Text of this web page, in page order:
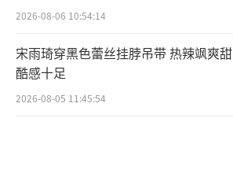
2026-08-06 10:54:14
宋雨琦穿黑色蕾丝挂脖吊带 热辣飒爽甜
酷感十足
2026-08-05 11:45:54